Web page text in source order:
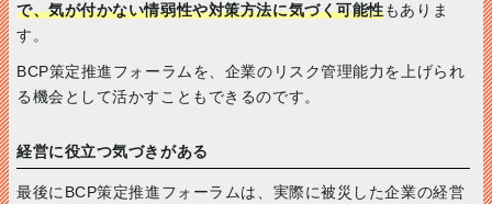
で、気が付かない情弱性や対策方法に気づく可能性もありま
す。
BCP策定推進フォーラムを、企業のリスク管理能力を上げられ
る機会として活かすこともできるのです。
経営に役立つ気づきがある
最後にBCP策定推進フォーラムは、実際に被災した企業の経営